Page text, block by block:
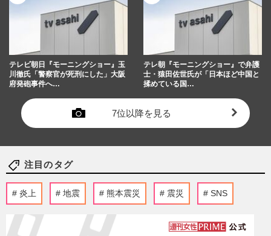
テレビ朝日『モーニングショー』玉
川徹氏「警察官が死刑にした」大阪
府発砲事件へ…
テレ朝『モーニングショー』で弁護
士・猿田佐世氏が「日本ほど中国と
揉めている国…
7位以降を見る
注目のタグ
炎上 地震 熊本震災 震災 SNS